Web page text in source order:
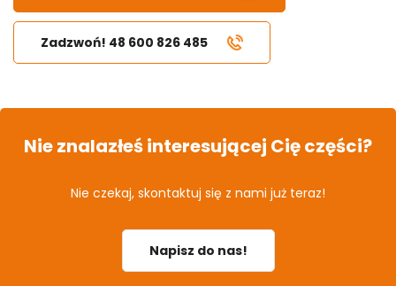
Zadzwoń! 48 600 826 485
Nie znalazłeś interesującej Cię części?
Nie czekaj, skontaktuj się z nami już teraz!
Napisz do nas!